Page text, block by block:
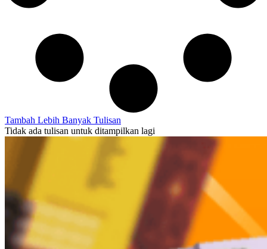
Tambah Lebih Banyak Tulisan
Tidak ada tulisan untuk ditampilkan lagi